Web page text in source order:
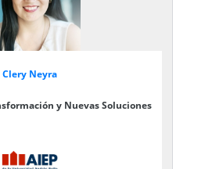
Clery Neyra
y Nuevas Soluciones